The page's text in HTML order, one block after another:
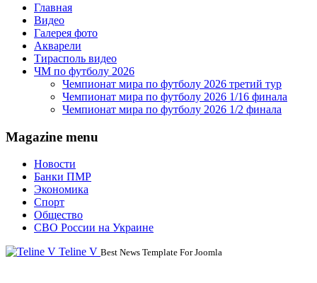
Главная
Видео
Галерея фото
Акварели
Тирасполь видео
ЧМ по футболу 2026
Чемпионат мира по футболу 2026 третий тур
Чемпионат мира по футболу 2026 1/16 финала
Чемпионат мира по футболу 2026 1/2 финала
Magazine menu
Новости
Банки ПМР
Экономика
Спорт
Общество
СВО России на Украине
Teline V Best News Template For Joomla